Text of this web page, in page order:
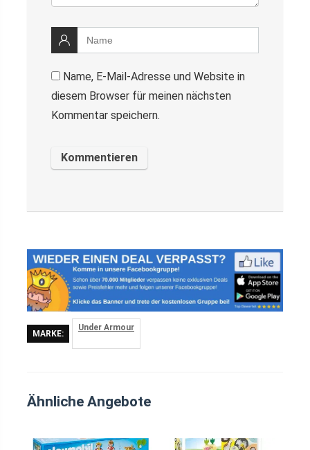
Name, E-Mail-Adresse und Website in
diesem Browser für meinen nächsten
Kommentar speichern.
MARKE:
Under Armour
Ähnliche Angebote